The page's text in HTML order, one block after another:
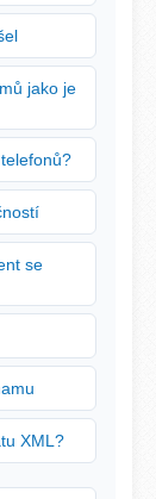
jako je
se
XML?